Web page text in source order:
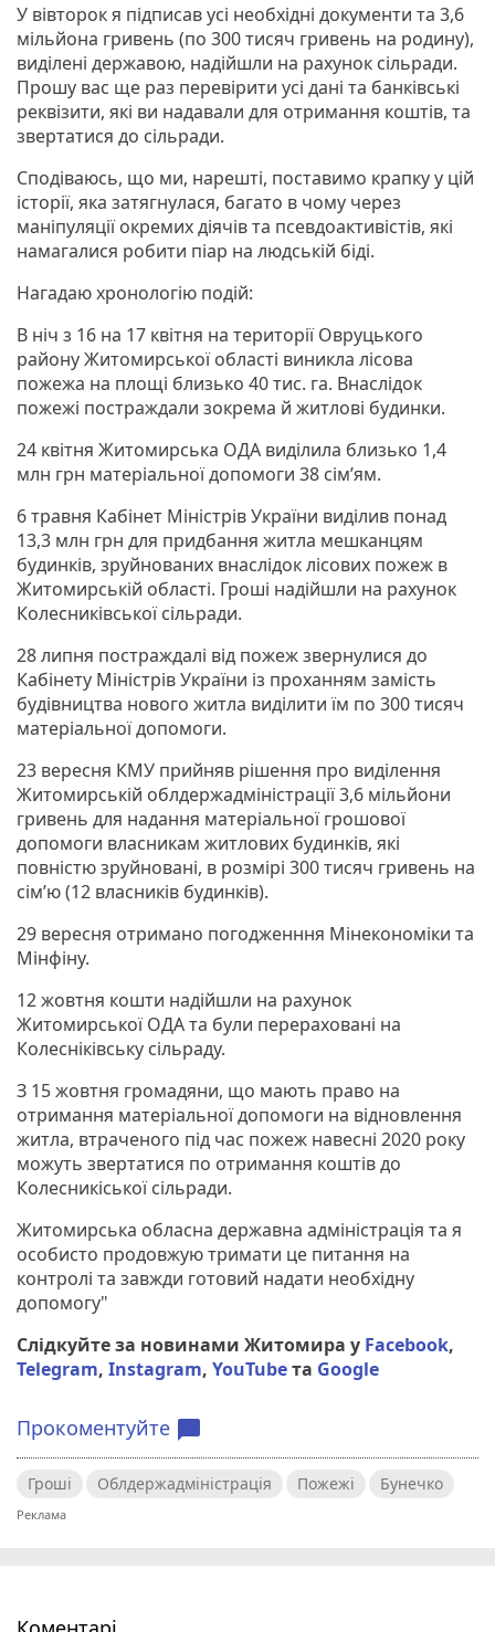
У вівторок я підписав усі необхідні документи та 3,6
мільйона гривень (по 300 тисяч гривень на родину),
виділені державою, надійшли на рахунок сільради.
Прошу вас ще раз перевірити усі дані та банківські
реквізити, які ви надавали для отримання коштів, та
звертатися до сільради.
Сподіваюсь, що ми, нарешті, поставимо крапку у цій
історії, яка затягнулася, багато в чому через
маніпуляції окремих діячів та псевдоактивістів, які
намагалися робити піар на людській біді.
Нагадаю хронологію подій:
В ніч з 16 на 17 квітня на території Овруцького
району Житомирської області виникла лісова
пожежа на площі близько 40 тис. га. Внаслідок
пожежі постраждали зокрема й житлові будинки.
24 квітня Житомирська ОДА виділила близько 1,4
млн грн матеріальної допомоги 38 сім’ям.
6 травня Кабінет Міністрів України виділив понад
13,3 млн грн для придбання житла мешканцям
будинків, зруйнованих внаслідок лісових пожеж в
Житомирській області. Гроші надійшли на рахунок
Колесниківської сільради.
28 липня постраждалі від пожеж звернулися до
Кабінету Міністрів України із проханням замість
будівництва нового житла виділити їм по 300 тисяч
матеріальної допомоги.
23 вересня КМУ прийняв рішення про виділення
Житомирській облдержадміністрації 3,6 мільйони
гривень для надання матеріальної грошової
допомоги власникам житлових будинків, які
повністю зруйновані, в розмірі 300 тисяч гривень на
сім’ю (12 власників будинків).
29 вересня отримано погодженння Мінекономіки та
Мінфіну.
12 жовтня кошти надійшли на рахунок
Житомирської ОДА та були перераховані на
Колесніківську сільраду.
З 15 жовтня громадяни, що мають право на
отримання матеріальної допомоги на відновлення
житла, втраченого під час пожеж навесні 2020 року
можуть звертатися по отримання коштів до
Колесникіської сільради.
Житомирська обласна державна адміністрація та я
особисто продовжую тримати це питання на
контролі та завжди готовий надати необхідну
допомогу"
Слідкуйте за новинами Житомира у Facebook,
Telegram, Instagram, YouTubeта Google
Прокоментуйте chat_bubble
Гроші Облдержадміністрація Пожежі Бунечко